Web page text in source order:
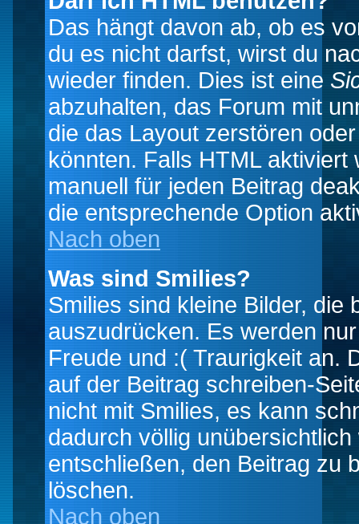
Das hängt davon ab, ob es
du es nicht darfst, wirst du
wieder finden. Dies ist eine
abzuhalten, das Forum mit
die das Layout zerstören
könnten. Falls HTML
manuell für jeden Beitrag
die entsprechende Option
Nach oben
Was sind Smilies?
Smilies sind kleine Bilder, die
auszudrücken. Es werden
Freude und :( Traurigkeit an.
auf der Beitrag schreiben-
nicht mit Smilies, es kann
dadurch völlig
entschließen, den Beitrag zu
löschen.
Nach oben